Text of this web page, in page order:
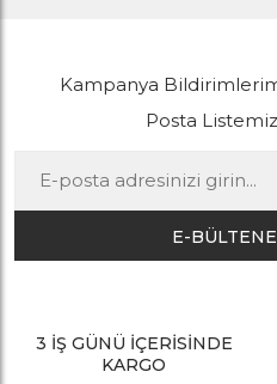
Kampanya
Posta
E-
3 İŞ GÜNÜ İÇERİSİNDE
KARGO